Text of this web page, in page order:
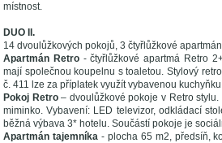
místnost.
DUO II.
14 dvoulůžkových pokojů, 3 čtyřlůžkové
Apartmán Retro- čtyřlůžkové apartmá Retro
mají společnou koupelnu s toaletou. Stylový
č. 411 lze za příplatek využít vybavenou
Pokoj Retro– dvoulůžkové pokoje v Retro
miminko. Vybavení: LED televizor, odkládací
běžná výbava 3* hotelu. Součástí pokoje je
Apartmán tajemníka- plocha 65 m2, předsíň,